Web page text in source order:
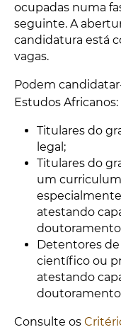
ocupadas numa
seguinte. A
candidatura está
vagas.
Podem
Estudos Africanos:
Titulares do
legal;
Titulares do
um
atestando
Detentores
científico ou
atestando
Consulte os